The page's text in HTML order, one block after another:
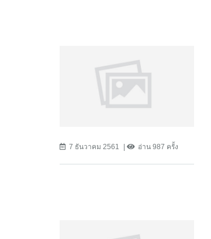
7 ธันวาคม 2561 อ่าน 987 ครั้ง